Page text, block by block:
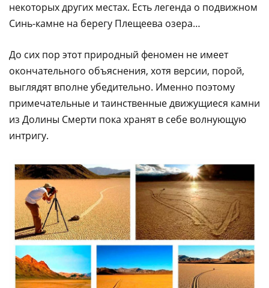
некоторых других местах. Есть легенда о подвижном
Синь-камне на берегу Плещеева озера…
До сих пор этот природный феномен не имеет
окончательного объяснения, хотя версии, порой,
выглядят вполне убедительно. Именно поэтому
примечательные и таинственные движущиеся камни
из Долины Смерти пока хранят в себе волнующую
интригу.